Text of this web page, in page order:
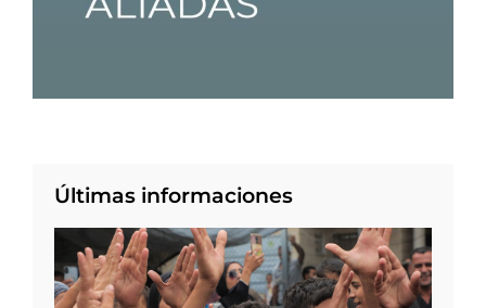
Últimas informaciones